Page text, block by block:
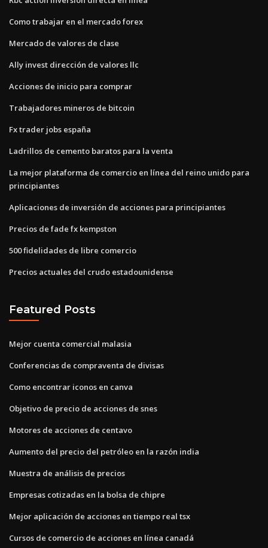
Como trabajar en el mercado forex
Mercado de valores de clase
Ally invest dirección de valores llc
Acciones de inicio para comprar
Trabajadores mineros de bitcoin
Fx trader jobs españa
Ladrillos de cemento baratos para la venta
La mejor plataforma de comercio en línea del reino unido para
principiantes
Aplicaciones de inversión de acciones para principiantes
Precios de fade fx kempston
500 fidelidades de libre comercio
Precios actuales del crudo estadounidense
Featured Posts
Mejor cuenta comercial malasia
Conferencias de compraventa de divisas
Como encontrar iconos en canva
Objetivo de precio de acciones de snes
Motores de acciones de centavo
Aumento del precio del petróleo en la razón india
Muestra de análisis de precios
Empresas cotizadas en la bolsa de chipre
Mejor aplicación de acciones en tiempo real tsx
Cursos de comercio de acciones en línea canadá